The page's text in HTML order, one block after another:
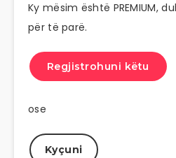
Ky mësim është PREMIUM,
për të parë.
Regjistrohuni këtu
ose
Kyçuni